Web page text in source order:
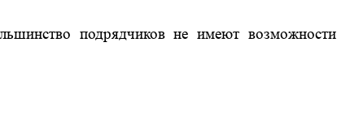
подрядчиков не имеют возможности